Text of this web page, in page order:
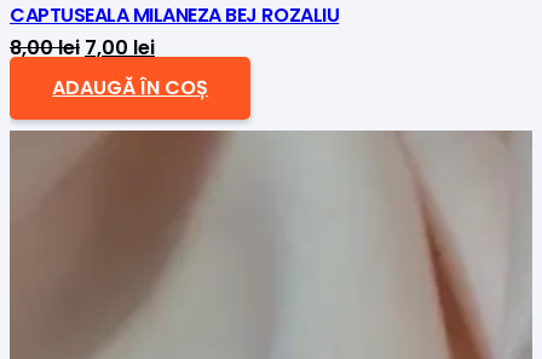
CAPTUSEALA MILANEZA BEJ ROZALIU
8,00lei Prețul
inițial
a
7,00 leiPrețul
curent
este:
ADAUGĂ ÎN COȘ